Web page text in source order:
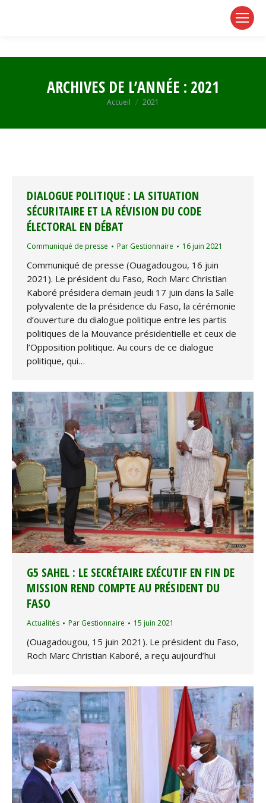
ARCHIVES DE L’ANNÉE : 2021
Vous êtes ici :
Accueil 2021
DIALOGUE POLITIQUE : LA SITUATION
SÉCURITAIRE ET LA RÉVISION DU CODE
ÉLECTORAL EN DÉBAT
Communiqué de presse Par Gestionnaire 16 juin 2021
Communiqué de presse (Ouagadougou, 16 juin
2021). Le président du Faso, Roch Marc Christian
Kaboré présidera demain jeudi 17 juin dans la Salle
polyvalente de la présidence du Faso, la cérémonie
d’ouverture du dialogue politique entre les partis
politiques de la Mouvance présidentielle et ceux de
l’Opposition politique. Au cours de ce dialogue
politique, qui…
G5 SAHEL : LE SECRÉTAIRE EXÉCUTIF EN FIN DE
MISSION REND COMPTE AU PRÉSIDENT DU
FASO
Actualités Par Gestionnaire 15 juin 2021
(Ouagadougou, 15 juin 2021). Le président du Faso,
Roch Marc Christian Kaboré, a reçu aujourd’hui